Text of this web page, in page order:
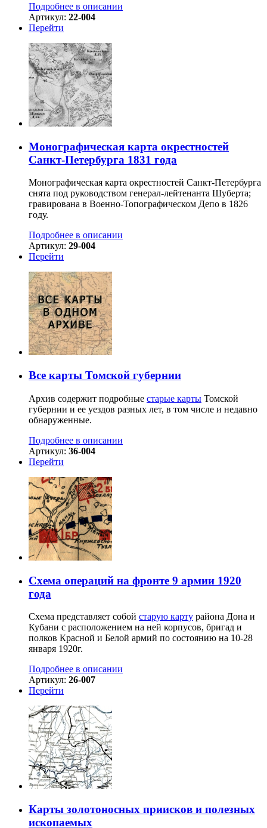
Подробнее в описании
Артикул: 22-004
Перейти
Монографическая карта окрестностей
Санкт-Петербурга 1831 года
Монографическая карта окрестностей Санкт-Петербурга
снята под руководством генерал-лейтенанта Шуберта;
гравирована в Военно-Топографическом Депо в 1826
году.
Подробнее в описании
Артикул: 29-004
Перейти
Все карты Томской губернии
Архив содержит подробные старые карты Томской
губернии и ее уездов разных лет, в том числе и недавно
обнаруженные.
Подробнее в описании
Артикул: 36-004
Перейти
Схема операций на фронте 9 армии 1920
года
Схема представляет собой старую карту района Дона и
Кубани с расположением на ней корпусов, бригад и
полков Красной и Белой армий по состоянию на 10-28
января 1920г.
Подробнее в описании
Артикул: 26-007
Перейти
Карты золотоносных приисков и полезных
ископаемых